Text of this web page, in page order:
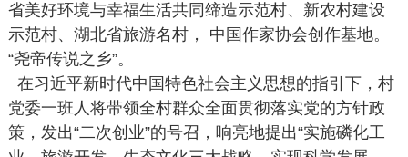
省美好环境与幸福生活共同缔造示范村、新农村建设
示范村、湖北省旅游名村， 中国作家协会创作基地。
“尧帝传说之乡”。
在习近平新时代中国特色社会主义思想的指引下，村
党委一班人将带领全村群众全面贯彻落实党的方针政
策，发出“二次创业”的号召，响亮地提出“实施磷化工